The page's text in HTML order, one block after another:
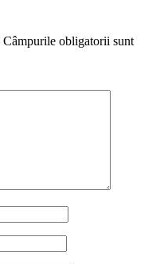
Câmpurile obligatorii sunt